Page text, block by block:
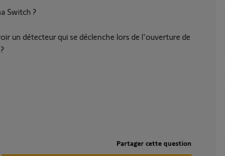
Switch ?
un détecteur qui se déclenche lors de l'ouverture de
Partager cette question